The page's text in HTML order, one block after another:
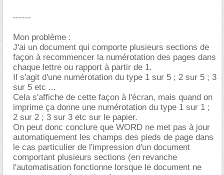
------
Mon problème :
J'ai un document qui comporte plusieurs sections de
façon à recommencer la numérotation des pages dans
chaque lettre ou rapport à partir de 1.
Il s'agit d'une numérotation du type 1 sur 5 ; 2 sur 5 ; 3
sur 5 etc ...
Cela s'affiche de cette façon à l'écran, mais quand on
imprime ça donne une numérotation du type 1 sur 1 ;
2 sur 2 ; 3 sur 3 etc sur le papier.
On peut donc conclure que WORD ne met pas à jour
automatiquement les champs des pieds de page dans
le cas particulier de l'impression d'un document
comportant plusieurs sections (en revanche
l'automatisation fonctionne lorsque le document ne